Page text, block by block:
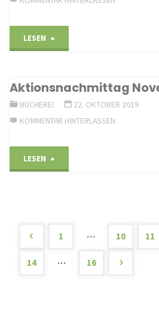
LESEN
Aktionsnachmittag
Aktionsnachmittag
BÜCHEREI
22. OKTOBER 2019
KOMMENTAR HINTERLASSEN
LESEN
1 … 10 11
14 … 16